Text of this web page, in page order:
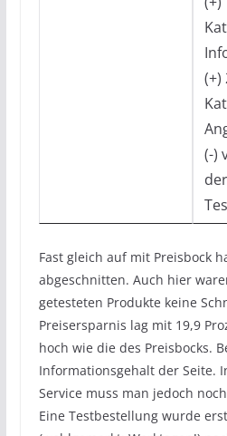
(+)
(-)
Fast gleich auf mit Preisbock
abgeschnitten. Auch hier
getesteten Produkte keine
Preisersparnis lag mit 19,9
hoch wie die des Preisbocks.
Informationsgehalt der Seite.
Service muss man jedoch
Eine Testbestellung wurde